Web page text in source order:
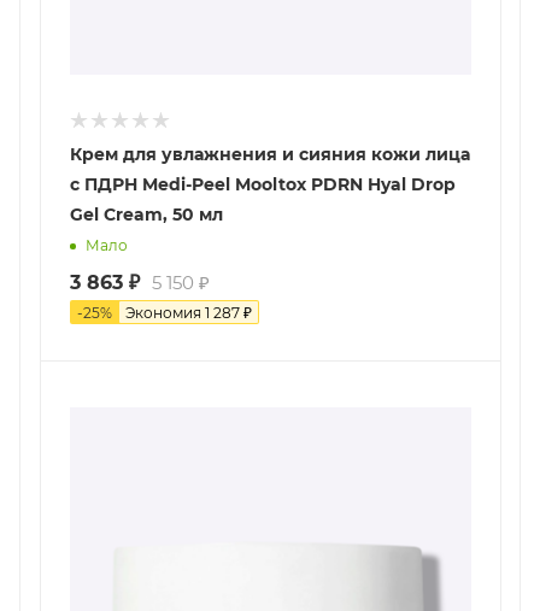
Крем для увлажнения и сияния кожи лица
с ПДРН Medi-Peel Mooltox PDRN Hyal Drop
Gel Cream, 50 мл
Мало
3 863 ₽ 5 150 ₽
-25% Экономия 1 287 ₽